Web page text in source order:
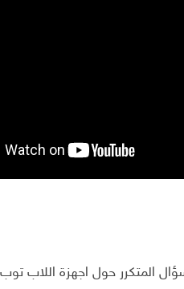
المتكرر حول اجهزة اللاب